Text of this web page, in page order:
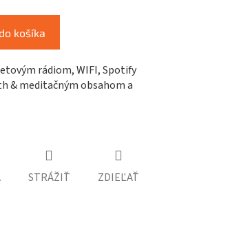
košíka
rádiom, WIFI, Spotify
& meditačným obsahom a
STRÁŽIŤ ZDIEĽAŤ